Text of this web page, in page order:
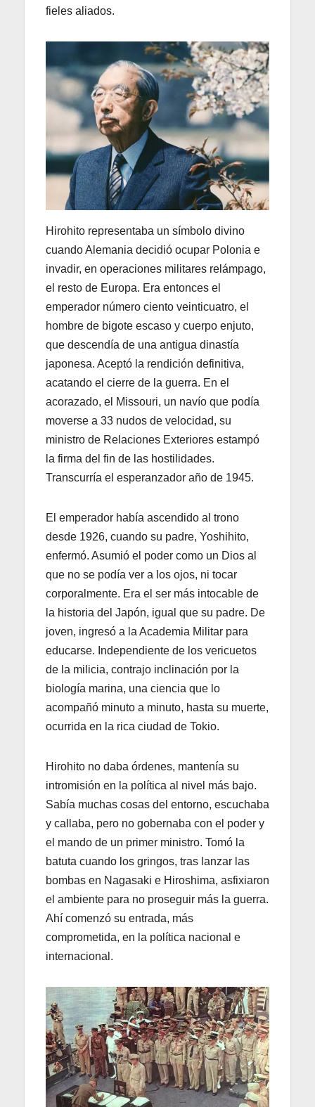
fieles aliados.
Hirohito representaba un símbolo divino
cuando Alemania decidió ocupar Polonia e
invadir, en operaciones militares relámpago,
el resto de Europa. Era entonces el
emperador número ciento veinticuatro, el
hombre de bigote escaso y cuerpo enjuto,
que descendía de una antigua dinastía
japonesa. Aceptó la rendición definitiva,
acatando el cierre de la guerra. En el
acorazado, el Missouri, un navío que podía
moverse a 33 nudos de velocidad, su
ministro de Relaciones Exteriores estampó
la firma del fin de las hostilidades.
Transcurría el esperanzador año de 1945.
El emperador había ascendido al trono
desde 1926, cuando su padre, Yoshihito,
enfermó. Asumió el poder como un Dios al
que no se podía ver a los ojos, ni tocar
corporalmente. Era el ser más intocable de
la historia del Japón, igual que su padre. De
joven, ingresó a la Academia Militar para
educarse. Independiente de los vericuetos
de la milicia, contrajo inclinación por la
biología marina, una ciencia que lo
acompañó minuto a minuto, hasta su muerte,
ocurrida en la rica ciudad de Tokio.
Hirohito no daba órdenes, mantenía su
intromisión en la política al nivel más bajo.
Sabía muchas cosas del entorno, escuchaba
y callaba, pero no gobernaba con el poder y
el mando de un primer ministro. Tomó la
batuta cuando los gringos, tras lanzar las
bombas en Nagasaki e Hiroshima, asfixiaron
el ambiente para no proseguir más la guerra.
Ahí comenzó su entrada, más
comprometida, en la política nacional e
internacional.